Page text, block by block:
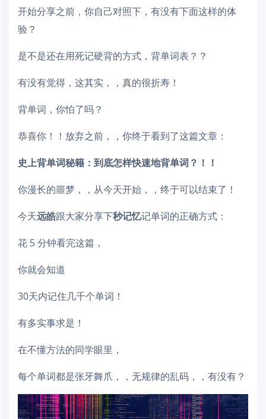
开始分享之前，你自己对照下，有没有下面这样的体
验？
是不是还在用死记硬背的方式，背单词表？？
有没有觉得，这其实，，真的很折寿！
背单词，你怕了吗？
恭喜你！！放弃之前，，你终于看到了这篇文章：
史上背单词秘籍：到底怎样快速地背单词？！！
你漫长的噩梦，，从今天开始，，终于可以结束了！
今天远皓跟大家分享下秒记忆记单词的正确方式：
花 5 分钟看完这篇，
你就会知道
30天内记住几千个单词！
有多实事求是！
在不懂方法的同学眼里，
每个单词都是张牙舞爪，，无规律的乱码，，有没有？